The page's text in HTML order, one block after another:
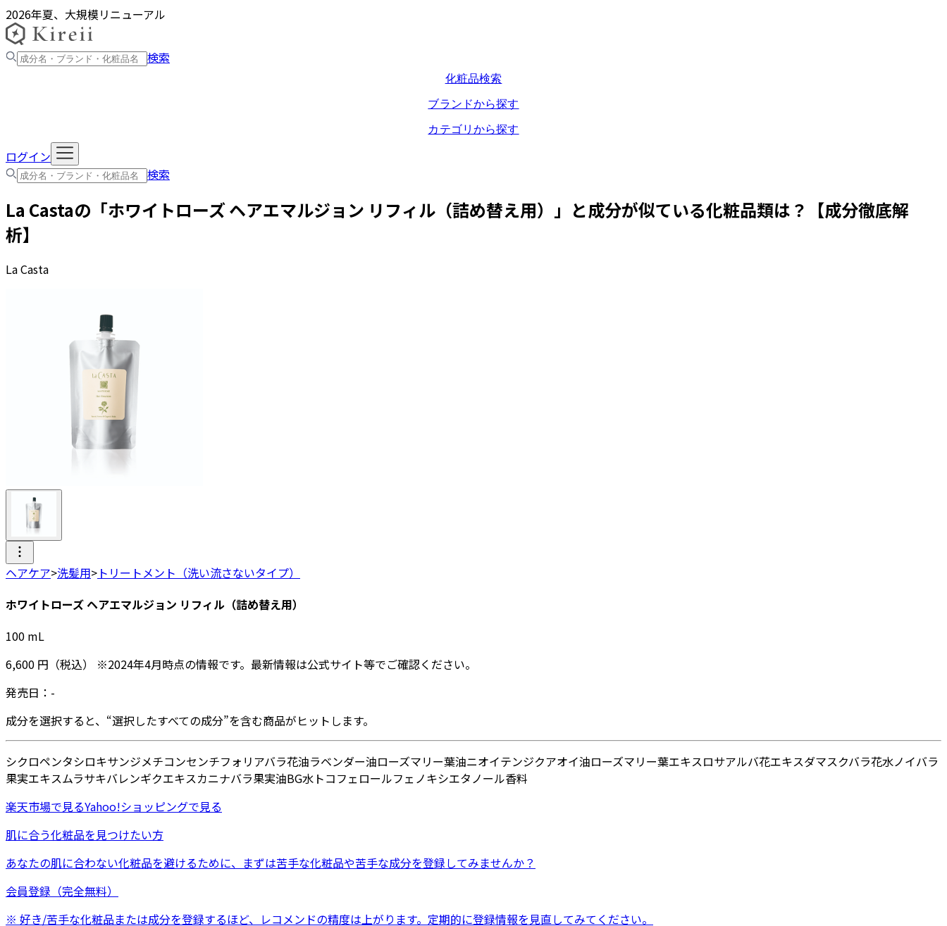
2026年夏、大規模リニューアル
検索
化粧品検索
ブランドから探す
カテゴリから探す
ログイン
検索
La Castaの「ホワイトローズ ヘアエマルジョン リフィル（詰め替え用）
」と成分が似ている化粧品類は？【成分徹底解
析】
La Casta
ヘアケア>洗髪用> トリートメント（洗い流さないタイプ）
ホワイトローズ ヘアエマルジョン リフィル（詰め替え用）
100 mL
6,600 円 （税込） ※2024年4月時点の情報です。最新情報は公式サイト等でご確認ください。
発売日： -
成分を選択すると、“選択したすべての成分”を含む商品がヒットします。
シクロペンタシロキサンジメチコンセンチフォリアバラ花油ラベンダー油ローズマリー葉油ニオイテンジクアオイ油ローズマリー葉エキスロサアルバ花エキスダマスクバラ花水ノイバラ
果実エキスムラサキバレンギクエキスカニナバラ果実油BG水 トコフェロールフェノキシエタノール香料
楽天市場で見るYahoo!ショッピングで見る
肌に合う化粧品を見つけたい方
あなたの肌に合わない化粧品を避けるために、まずは苦手な化粧品や苦手な成分を登録してみませんか？
会員登録（完全無料）
※ 好き/苦手な化粧品または成分を登録するほど、レコメンドの精度は上がります。定期的に登録情報を見直してみてください。